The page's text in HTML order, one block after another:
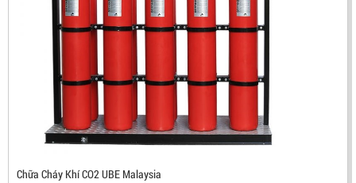
ĐẦU BÁO TIA LỬA IR3 RX500 CHỐNG CHÁY NỔ TIÊU
CHUẨN FM HÀN QUỐC
LIÊN HỆ
Mã sản phẩm: RX500
Chữa Cháy Khí CO2 UBE Malaysia